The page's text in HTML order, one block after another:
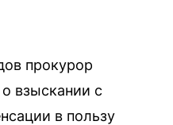
прокурор
взыскании с
в пользу